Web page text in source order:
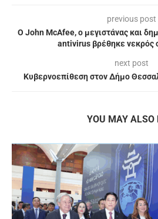
previous post
Ο John McAfee, ο μεγιστάνας και
antivirus βρέθηκε νεκρός
next post
Κυβερνοεπίθεση στον Δήμο
YOU MAY ALSO